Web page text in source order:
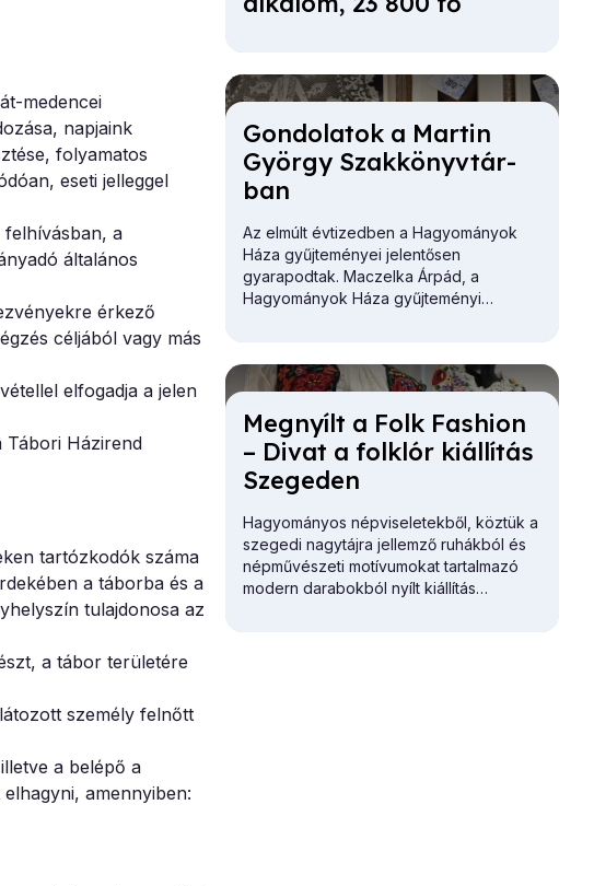
medencei
napjaink
folyamatos
eseti jelleggel
a
általános
érkező
céljából vagy más
elfogadja a jelen
Házirend
tartózkodók száma
a táborba és a
tulajdonosa az
a tábor területére
személy felnőtt
a belépő a
amennyiben:
Gon­do­la­tok a Mar­tin
György Szak­könyv­tár­
ban
Az elmúlt évtizedben a Hagyományok
Háza gyűjteményei jelentősen
gyarapodtak. Maczelka Árpád, a
Hagyományok Háza gyűjteményi
vázolta.
Meg­nyílt a Folk Fashi­on
– Di­vat a folk­lór ki­ál­lí­tás
Sze­ge­den
Hagyományos népviseletekből, köztük a
szegedi nagytájra jellemző ruhákból és
népművészeti motívumokat tartalmazó
modern darabokból nyílt kiállítás